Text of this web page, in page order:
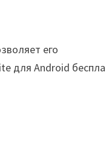
его
для Android